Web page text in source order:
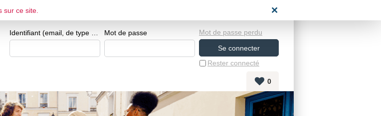
ESPACE CANDIDAT
Mot de passe
Rester connecté
Mot de passe perdu
0
sur ce site.